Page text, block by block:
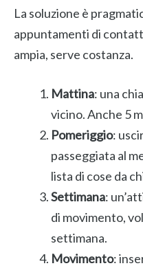
La soluzione è
appuntamenti di
ampia, serve costanza.
Mattina: una
vicino. Anche 5
Pomeriggio:
passeggiata al
lista di cose da
Settimana:
di movimento,
settimana.
Movimento: